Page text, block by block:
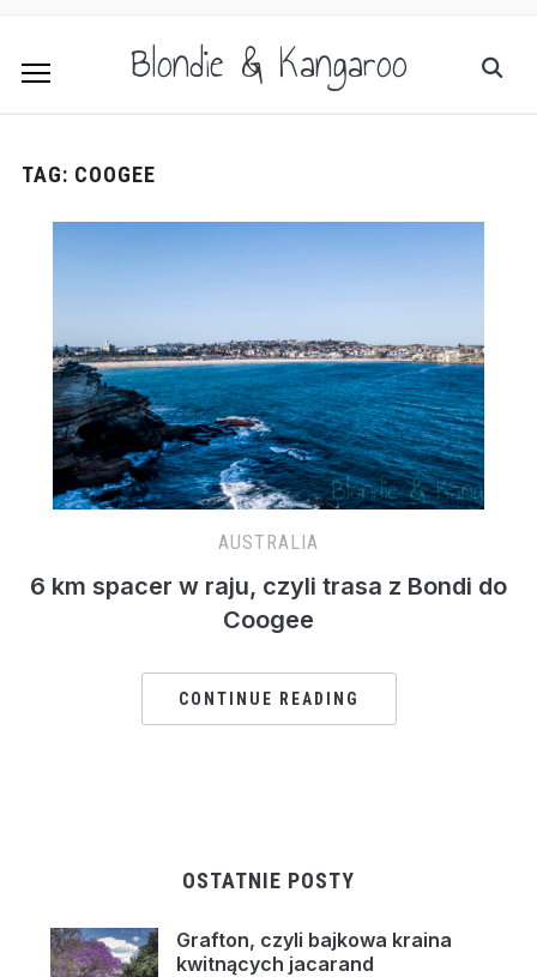
Blondie & Kangaroo
TAG: COOGEE
AUSTRALIA
6 km spacer w raju, czyli trasa z Bondi do
Coogee
CONTINUE READING
OSTATNIE POSTY
Grafton, czyli bajkowa kraina
kwitnących jacarand